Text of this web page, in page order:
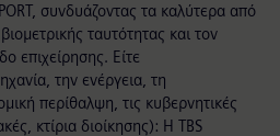
συνδυάζοντας τα καλύτερα από
ταυτότητας και τον
επιχείρησης. Είτε
την ενέργεια, τη
περίθαλψη, τις κυβερνητικές
κτίρια διοίκησης): Η TBS